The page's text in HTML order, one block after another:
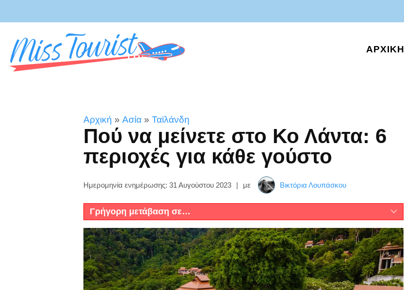
ΑΡΧΙΚΉ
Αρχική » Ασία » Ταϊλάνδη
Πού να μείνετε στο Κο Λάντα: 6
περιοχές για κάθε γούστο
Ημερομηνία ενημέρωσης: 31 Αυγούστου 2023 | με Βικτόρια Λουπάσκου
Γρήγορη μετάβαση σε…